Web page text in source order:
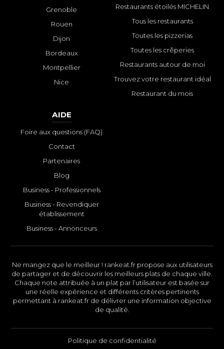
Grenoble
Rouen
Dijon
Bordeaux
Montpellier
Nice
Restaurants étoilés MICHELIN
Tous les restaurants
Toutes les pizzerias
Toutes les crêperies
Restaurants autour de moi
Trouvez votre restaurant idéal
Restaurant du mois
AIDE
Foire aux questions (FAQ)
Contact
Partenaires
Blog
Business - Professionnels
Business - Revendiquer
établissement
Business - Annonceurs
Ne mangez que le meilleur ! rankeat.fr propose aux utilisateurs
de partager et de découvrir les meilleurs plats de chaque ville.
Chaque note attribuée à un plat par l’utilisateur est basée sur
une réelle expérience et différents critères pertinents
permettant à rankeat.fr de délivrer une information objective
de qualité.
Politique de confidentialité